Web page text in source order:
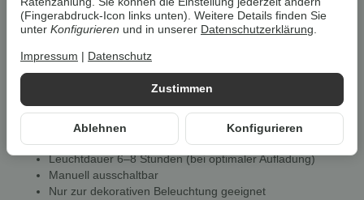
Bestellung imOriginalkarton des Herstellers
LIVARNO LED-Solarleuchten
Eigenschaften
Stimmungsvolle Lichter für Garten, Terrasse oder Balkon
Schalten sich bei einsetzender Dunkelheit automatisch ein
Spritzwassergeschützt (IP44)
Leuchtdauer 6–8 Stunden (bei optimaler Aufladung)
Manuell ausschaltbar
Nur zur dekorativen Beleuchtung geeignet
Zustimmen
Ablehnen Konfigurieren
(Fingerabdruck-Icon links unten). Weitere Details finden Sie
unter Konfigurieren und in unserer Datenschutzerklärung.
Impressum Datenschutz